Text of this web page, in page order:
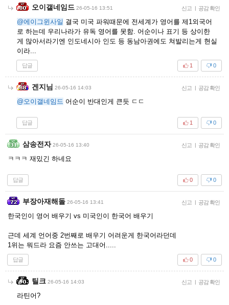
오이갤네임드 26-05-16 13:51 신고 | 공감 확인
@에이그윈사일 결국 미국 파워때문에 전세계가 영어를 제1외국어
로 하는데 우리나라가 유독 영어를 못함. 어순이나 표기 등 상이한
게 많아서라기엔 인도네시아 인도 등 동남아권에도 쳐발리는게 현실
이라...
답글 0
1
겐지님 26-05-16 14:03 신고 | 공감 확인
@오이갤네임드 어순이 반대인게 큰듯 ㄷㄷ
답글 0
1
삼송전자 26-05-16 13:40 신고 | 공감 확인
ㅋㅋㅋ 재밌긴 하네요
답글 0
0
부장아재해돌 26-05-16 13:41 신고 | 공감 확인
한국인이 영어 배우기 vs 미국인이 한국어 배우기
근데 세계 언어중 2번째로 배우기 어려운게 한국어라던데
1위는 뭐드라 요즘 안쓰는 고대어.....
답글 0
0
틸크 26-05-16 14:03 신고 | 공감 확인
라틴어?